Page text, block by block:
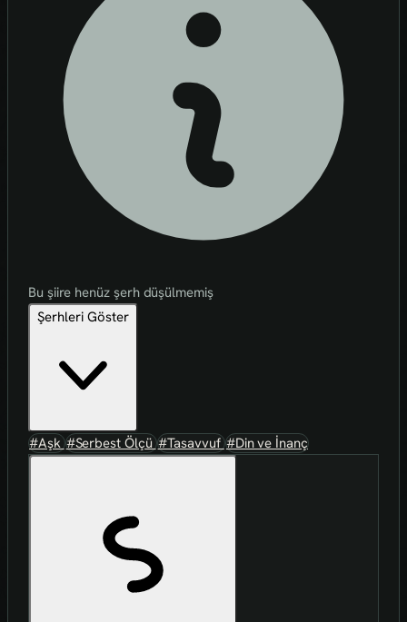
Bu şiire henüz şerh düşülmemiş
Şerhleri Göster
#Aşk#Serbest Ölçü#Tasavvuf#Din ve İnanç